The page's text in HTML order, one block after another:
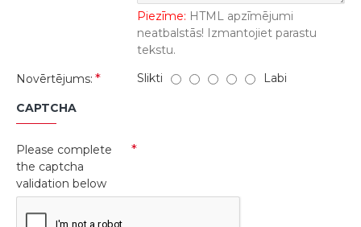
Piezīme: HTML apzīmējumi
neatbalstās! Izmantojiet parastu
tekstu.
Novērtējums:
Slikti Labi
CAPTCHA
Please complete
the captcha
validation below